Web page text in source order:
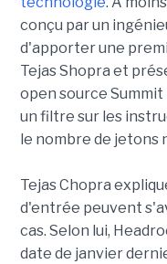
conçu par un
d'apporter une
Tejas Shopra et
open source
un filtre sur les
le nombre de jetons
Tejas Chopra
d'entrée peuvent
cas. Selon lui,
date de janvier